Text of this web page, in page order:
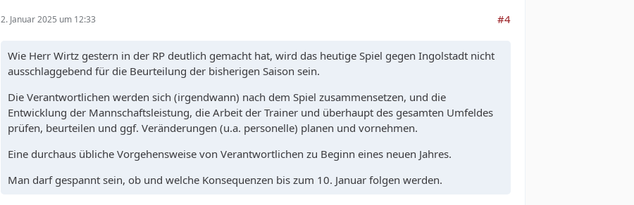
2. Januar 2025 um 12:33 #4
Wie Herr Wirtz gestern in der RP deutlich gemacht hat, wird das heutige Spiel gegen Ingolstadt nicht
ausschlaggebend für die Beurteilung der bisherigen Saison sein.
Die Verantwortlichen werden sich (irgendwann) nach dem Spiel zusammensetzen, und die
Entwicklung der Mannschaftsleistung, die Arbeit der Trainer und überhaupt des gesamten Umfeldes
prüfen, beurteilen und ggf. Veränderungen (u.a. personelle) planen und vornehmen.
Eine durchaus übliche Vorgehensweise von Verantwortlichen zu Beginn eines neuen Jahres.
Man darf gespannt sein, ob und welche Konsequenzen bis zum 10. Januar folgen werden.